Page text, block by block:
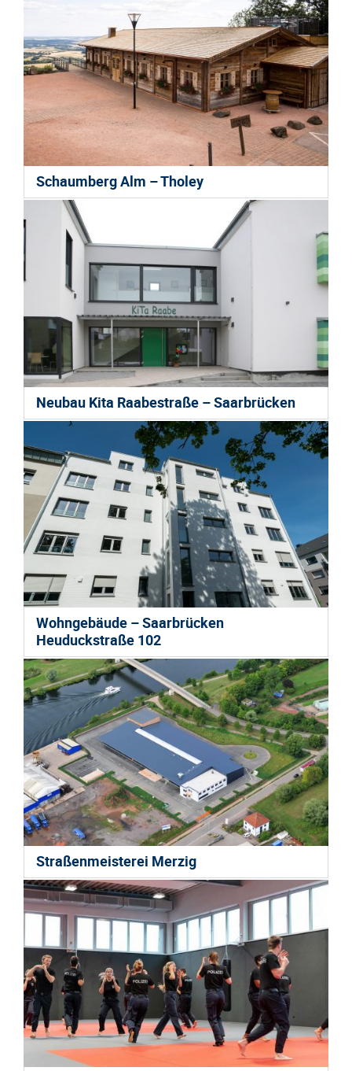
Schaumberg Alm – Tholey
Neubau Kita Raabestraße – Saarbrücken
Wohngebäude – Saarbrücken
Heuduckstraße 102
Straßenmeisterei Merzig